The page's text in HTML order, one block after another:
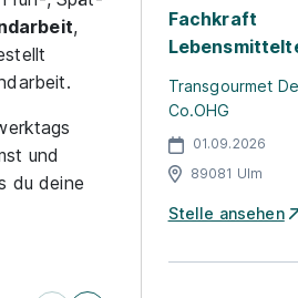
,
und
du deine
Fachkraft
Transgourmet
Co.OHG
01.09.2026
89081 Ulm
Stelle ansehen